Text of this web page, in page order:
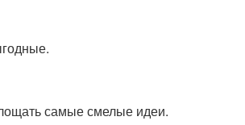
самые смелые идеи.